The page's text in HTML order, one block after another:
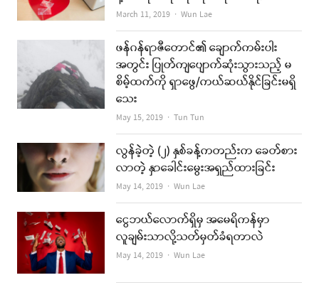
March 11, 2019 Author
Wun Lae
ဖန်ဂန်ရာဇီတောင်၏ ချောက်ကမ်းပါး
အတွင်း ပြုတ်ကျပျောက်ဆုံးသွားသည့် မ
စိမ့်ထက်ကို ရှာဖွေ/ကယ်ဆယ်နိုင်ခြင်းမရှိ
သေး
May 15, 2019 Author
Tun Tun
လွန်ခဲ့တဲ့ (၂) နှစ်ခန့်ကတည်းက ခေတ်စား
လာတဲ့ နှာခေါင်းမွေးအရှည်ထားခြင်း
May 14, 2019 Author
Wun Lae
ငွေဘယ်လောက်ရှိမှ အမေရိကန်မှာ
လူချမ်းသာလို့သတ်မှတ်ခံရတာလဲ
May 14, 2019 Author
Wun Lae